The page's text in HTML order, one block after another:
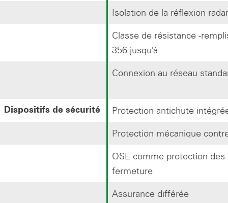
Isolation de la réflexion
Classe de résistance -
356 jusqu'à
Connexion au réseau
Dispositifs de sécurité Protection antichute
Protection mécanique
OSE comme protection des
fermeture
Assurance différée